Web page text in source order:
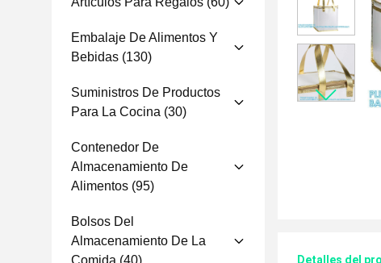
Embalaje De Alimentos Y
Bebidas (130)
Suministros De Productos
Para La Cocina (30)
Contenedor De
Almacenamiento De
Alimentos (95)
Bolsos Del
Almacenamiento De La
Comida (40) Detalles del